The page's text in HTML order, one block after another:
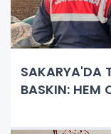
SAKARYA'DA
BASKIN: HEM